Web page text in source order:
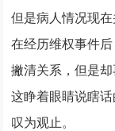
但是病人情况现
在经历维权事件
撇清关系，但是却
这睁着眼睛说瞎
叹为观止。